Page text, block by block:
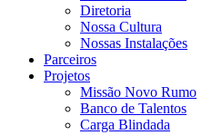
Diretoria
Nossa Cultura
Nossas Instalações
Parceiros
Projetos
Missão Novo Rumo
Banco de Talentos
Carga Blindada